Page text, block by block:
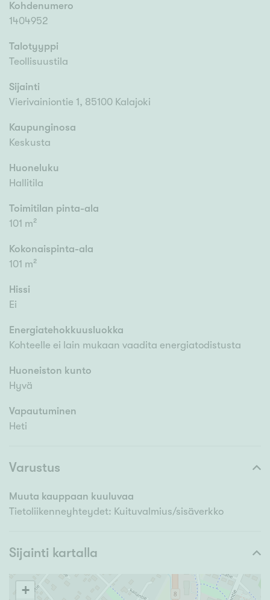
Kohdenumero
1404952
Talotyyppi
Teollisuustila
Sijainti
Vierivainiontie 1, 85100 Kalajoki
Kaupunginosa
Keskusta
Huoneluku
Hallitila
Toimitilan pinta-ala
101 m²
Kokonaispinta-ala
101 m²
Hissi
Ei
Energiatehokkuusluokka
Kohteelle ei lain mukaan vaadita energiatodistusta
Huoneiston kunto
Hyvä
Vapautuminen
Heti
Varustus
Muuta kauppaan kuuluvaa
Tietoliikenneyhteydet: Kuituvalmius/sisäverkko
Sijainti kartalla
+